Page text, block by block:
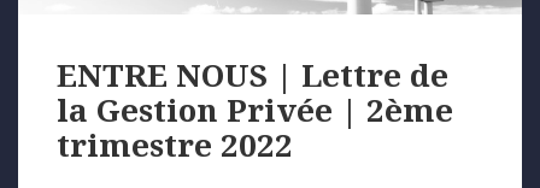
ENTRE NOUS | Lettre de
la Gestion Privée | 2ème
trimestre 2022